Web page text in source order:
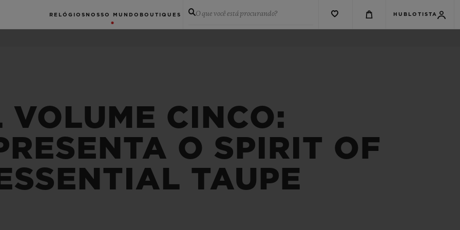
RELÓGIOS NOSSO MUNDO BOUTIQUES O que você está procurando? HUBLOTISTA
VOLUME CINCO:
O SPIRIT OF
TAUPE